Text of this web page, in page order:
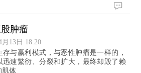
肿瘤
月13日 18:20
存与赢利模式，与恶性肿瘤是一样的，
迅速繁衍、分裂和扩大，最终却毁了赖
肌体